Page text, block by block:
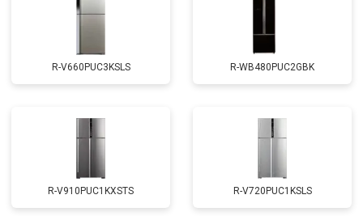
R-V660PUC3KSLS R-WB480PUC2GBK
R-V910PUC1KXSTS R-V720PUC1KSLS